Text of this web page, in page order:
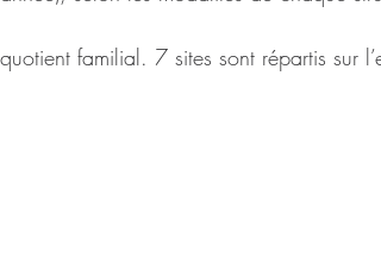
familial. 7 sites sont répartis sur